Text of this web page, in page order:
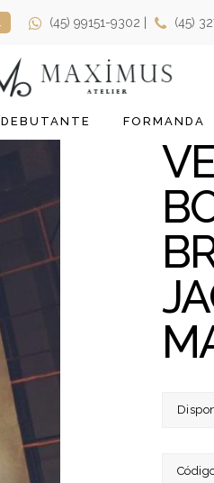
(45) 99151-9302 | (45)
DEBUTANTE FORMANDA